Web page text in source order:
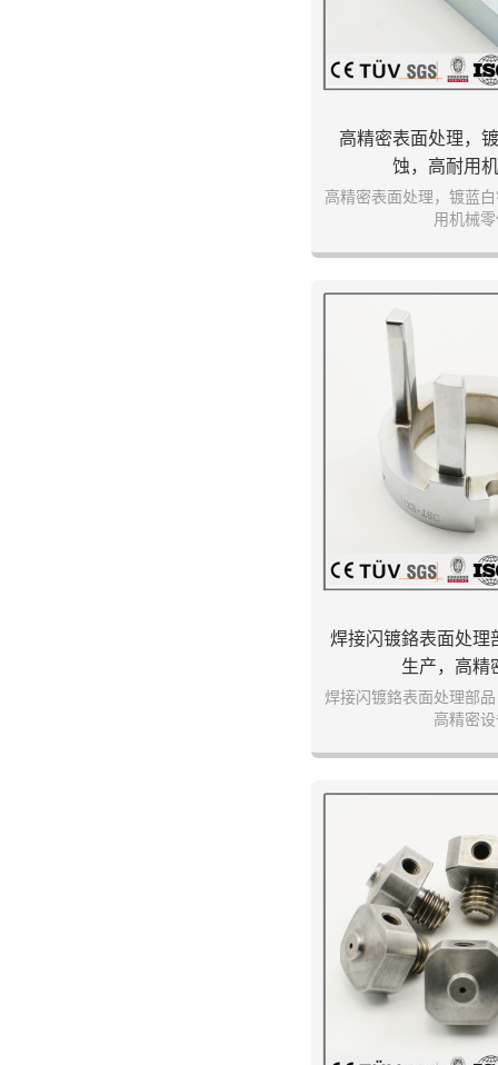
高精密表面处理，
蚀，高耐用
高精密表面处理，镀蓝
用机械
焊接闪镀鉻表面处理
生产，高精
焊接闪镀鉻表面处理部
高精密